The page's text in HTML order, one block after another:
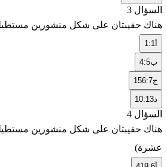
السؤال 3
هناك حقيبتان على شكل منشورين مستطيلين متشابهين. طول الحقيبة الصغيرة 68 سم
أ 1:1
ب4:5
ج156:7
د10:13
السؤال 4
عشرة)